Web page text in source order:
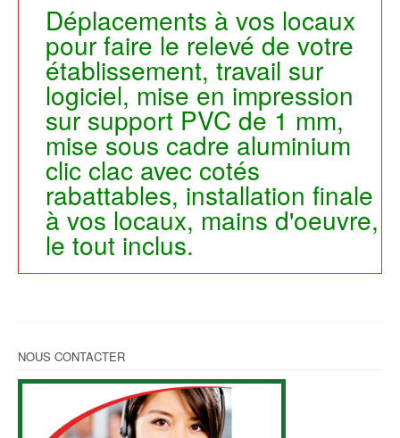
Déplacements à vos locaux
pour faire le relevé de votre
établissement, travail sur
logiciel, mise en impression
sur support PVC de 1 mm,
mise sous cadre aluminium
clic clac avec cotés
rabattables, installation finale
à vos locaux, mains d'oeuvre,
le tout inclus.
NOUS CONTACTER